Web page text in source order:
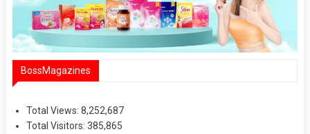
BossMagazines
Total Views: 8,252,687
Total Visitors: 385,865